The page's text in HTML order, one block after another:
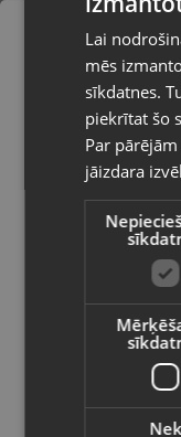
Kastīte
Liepāja, Krūmu iela
Stāvoklis Jauns
2.60€
Kastīte
izvēlēto
Vietnes
valodā
Valsts
Latviešu
Lai
mēs
sīkdatnes.
piekrītat šo
Par
jāizdara